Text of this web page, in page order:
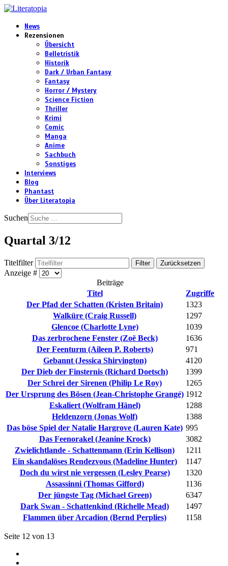
News
Rezensionen
Übersicht
Belletristik
Historik
Dark / Urban Fantasy
Fantasy
Horror / Mystery
Science Fiction
Thriller
Krimi
Comic
Manga
Anime
Sachbuch
Sonstiges
Interviews
Blog
Phantast
Über Literatopia
Suchen
Quartal 3/12
Titelfilter Filter Zurücksetzen
Anzeige #
Beiträge
Titel
Zugriffe
Der Pfad der Schatten (Kristen Britain)
1323
Walküre (Craig Russell)
1297
Glencoe (Charlotte Lyne)
1039
Das zerbrochene Fenster (Zoë Beck)
1636
Der Feenturm (Aileen P. Roberts)
971
Gebannt (Jessica Shirvington)
4120
Der Dieb der Finsternis (Richard Doetsch)
1399
Der Schrei der Sirenen (Philip Le Roy)
1265
Der Ursprung des Bösen (Jean-Christophe Grangé) 1912
Eskaliert (Wolfram Hänel)
1288
Heldenzorn (Jonas Wolf)
1388
Das böse Spiel der Natalie Hargrove (Lauren Kate) 995
Das Feenorakel (Jeanine Krock)
3082
Zwielichtlande - Schattenmann (Erin Kellison)
1211
Ein skandalöses Rendezvous (Madeline Hunter)
1147
Doch du wirst nie vergessen (Lesley Pearse)
1320
Assassinni (Thomas Gifford)
1136
Der jüngste Tag (Michael Green)
6347
Dark Swan - Schattenkind (Richelle Mead)
1497
Flammen über Arcadion (Bernd Perplies)
1158
Seite 12 von 13